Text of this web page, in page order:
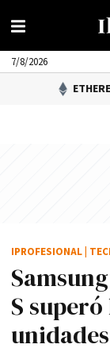
7/8/2026
ETHEREUM
S
IPROFESIONAL